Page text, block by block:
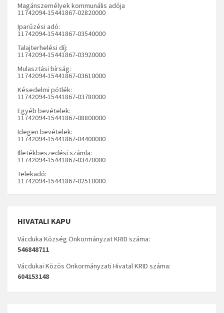
Magánszemélyek kommunális adója
11742094-15441867-02820000
Iparűzési adó:
11742094-15441867-03540000
Talajterhelési díj:
11742094-15441867-03920000
Mulasztási bírság:
11742094-15441867-03610000
Késedelmi pótlék:
11742094-15441867-03780000
Egyéb bevételek:
11742094-15441867-08800000
Idegen bevételek:
11742094-15441867-04400000
Illetékbeszedési számla:
11742094-15441867-03470000
Telekadó:
11742094-15441867-02510000
HIVATALI KAPU
Vácduka Község Önkormányzat KRID száma:
546848711
Vácdukai Közös Önkormányzati Hivatal KRID száma:
604153148